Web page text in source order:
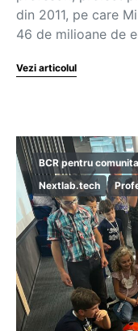
din 2011, pe care
46 de milioane de
Vezi articolul
BCR pentru
Nextlab.tech